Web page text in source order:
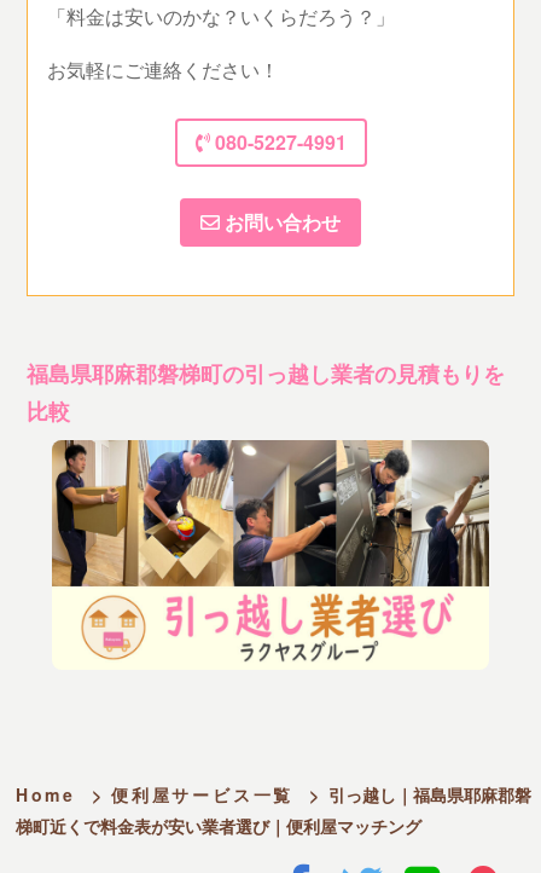
「料金は安いのかな？いくらだろう？」
お気軽にご連絡ください！
080-5227-4991
お問い合わせ
福島県耶麻郡磐梯町の引っ越し業者の見積もりを
比較
Home > 便利屋サービス一覧 > 引っ越し｜福島県耶麻郡磐
梯町近くで料金表が安い業者選び｜便利屋マッチング